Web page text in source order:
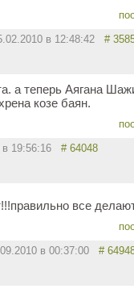
в 12:48:42 #
а теперь Аягана
козе баян.
в 19:56:16 # 64048
все
в 00:37:00 #